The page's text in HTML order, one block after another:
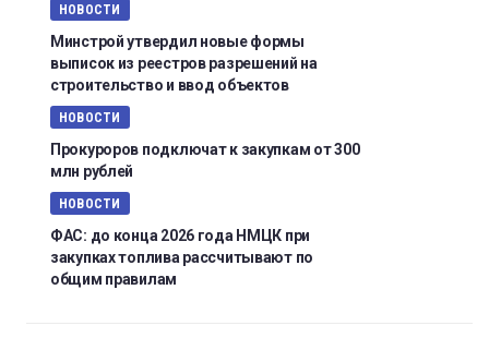
НОВОСТИ
Минстрой утвердил новые формы
выписок из реестров разрешений на
строительство и ввод объектов
НОВОСТИ
Прокуроров подключат к закупкам от 300
млн рублей
НОВОСТИ
ФАС: до конца 2026 года НМЦК при
закупках топлива рассчитывают по
общим правилам